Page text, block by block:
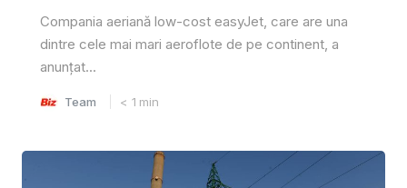
Compania aeriană low-cost easyJet, care are una
dintre cele mai mari aeroflote de pe continent, a
anunțat...
Team < 1 min